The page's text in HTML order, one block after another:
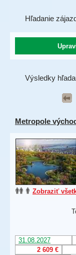
Hľadanie
Výsledky
Metropole
Zobraziť
31.08.2027
2 609 €